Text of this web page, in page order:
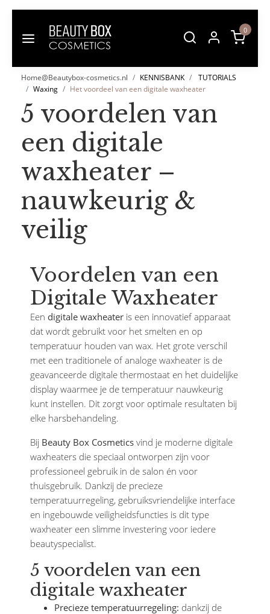
0
Home@Beautybox-cosmetics.nl KENNISBANK
TUTORIALS
Waxing
Het voordeel van een digitale waxheater
5 voordelen van
een digitale
waxheater –
nauwkeurig &
veilig
Voordelen van een
Digitale Waxheater
Een digitale waxheater is een innovatief apparaat
dat wordt gebruikt voor het smelten en op
temperatuur houden van wax. Het grote verschil
met een traditionele of analoge waxheater is de
geavanceerde digitale thermostaat en het duidelijke
display waarmee je de temperatuur nauwkeurig
kunt instellen. Dit zorgt voor optimale resultaten bij
elke harsbehandeling.
Bij Beauty Box Cosmetics vind je moderne digitale
waxheaters die speciaal ontworpen zijn voor
professioneel gebruik in de salon én voor
thuisgebruik. Dankzij de precieze
temperatuurregeling, gebruiksvriendelijke interface
en ingebouwde veiligheidsfuncties is dit type
waxheater een slimme investering voor iedere
beautyspecialist.
5 voordelen van een
digitale waxheater
Precieze temperatuurregeling: dankzij de